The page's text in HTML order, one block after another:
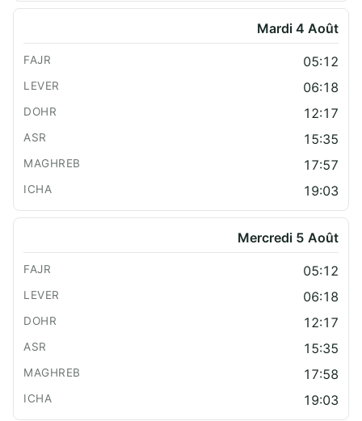
Mardi 4 Août
05:12
06:18
12:17
15:35
17:57
19:03
Mercredi 5 Août
05:12
06:18
12:17
15:35
17:58
19:03